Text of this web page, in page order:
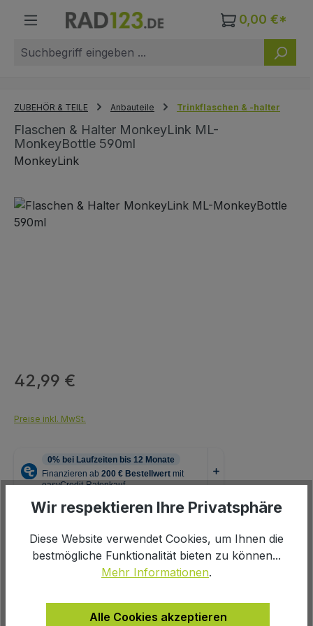
Zum Hauptinhalt springen 0,00 €*
ZUBEHÖR & TEILE Anbauteile Trinkflaschen & -halter
Flaschen & Halter MonkeyLink ML-
MonkeyBottle 590ml
MonkeyLink
Bildergalerie überspringen
Regulärer Preis:
42,99 €
Preise inkl. MwSt.
auswählen
grau
In den Warenkorb
Wir respektieren Ihre Privatsphäre
Diese Website verwendet Cookies, um Ihnen die
bestmögliche Funktionalität bieten zu können...
Mehr Informationen.
Alle Cookies akzeptieren